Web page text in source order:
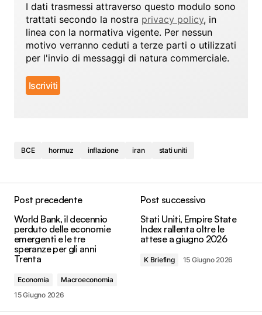
I dati trasmessi attraverso questo modulo sono
trattati secondo la nostra privacy policy, in
linea con la normativa vigente. Per nessun
motivo verranno ceduti a terze parti o utilizzati
per l'invio di messaggi di natura commerciale.
BCE hormuz inflazione iran stati uniti
Post precedente
World Bank, il decennio
perduto delle economie
emergenti e le tre
speranze per gli anni
Trenta
Economia
Macroeconomia
15 Giugno 2026
Post successivo
Stati Uniti, Empire State
Index rallenta oltre le
attese a giugno 2026
K Briefing 15 Giugno 2026